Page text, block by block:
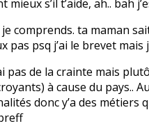
mieux s’il t’aide, ah.. bah
comprends. ta maman
pas psq j’ai le brevet
pas de la crainte mais
à cause du pays..
donc y’a des métiers